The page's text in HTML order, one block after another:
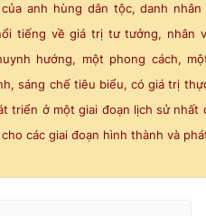
anh hùng dân tộc, danh
tiếng về giá trị tư tưởng, nhân
hướng, một phong cách,
sáng chế tiêu biểu, có giá trị
triển ở một giai đoạn lịch sử nhất
các giai đoạn hình thành và